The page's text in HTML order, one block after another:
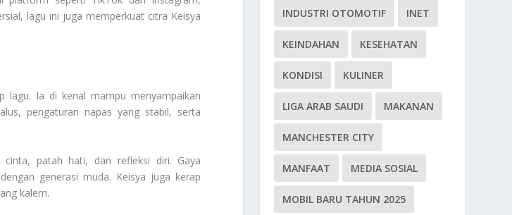
lagu ini juga memperkuat citra Keisya
lagu. Ia di kenal mampu menyampaikan
pengaturan napas yang stabil, serta
patah hati, dan refleksi diri. Gaya
generasi muda. Keisya juga kerap
kalem.
INDUSTRI OTOMOTIF INET
KEINDAHAN KESEHATAN
KONDISI KULINER
LIGA ARAB SAUDI MAKANAN
MANCHESTER CITY
MANFAAT MEDIA SOSIAL
MOBIL BARU TAHUN 2025